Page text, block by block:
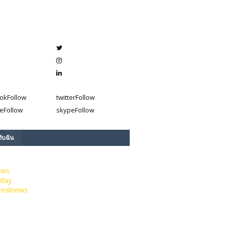
Follow twitterFollow
Follow skypeFollow
บฉัน